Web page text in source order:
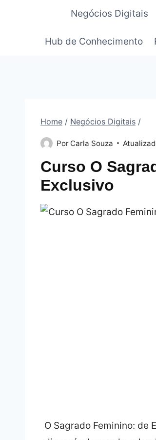
Negócios Digitais
Hub de Conhecimento
Home / Negócios Digitais /
Por Carla Souza
Curso O
Exclusivo
O Sagrado Feminino: de